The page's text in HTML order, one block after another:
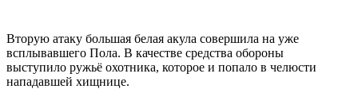
Вторую атаку большая белая акула совершила на уже
всплывавшего Пола. В качестве средства обороны
выступило ружьё охотника, которое и попало в челюсти
нападавшей хищнице.